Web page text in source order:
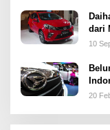
dari
10
20